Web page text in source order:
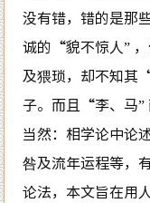
没有错，错的是那
诚的“貌不惊人”
及猥琐，却不知其
子。而且“李、马”
当然：相学论中论
咎及流年运程等，
论法，本文旨在用